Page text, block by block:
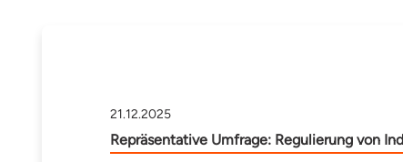
21.12.2025
Repräsentative Umfrage: Regulierung von